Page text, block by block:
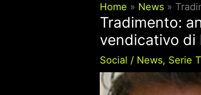
Home News
Tradimento:
vendicativo di
Social / News, Serie